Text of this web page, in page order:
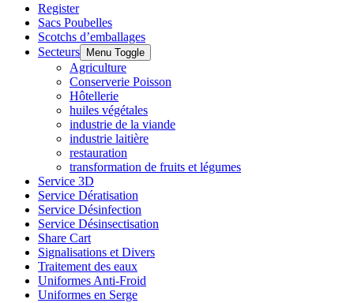
Register
Sacs Poubelles
Scotchs d’emballages
Secteurs
Menu Toggle
Agriculture
Conserverie Poisson
Hôtellerie
huiles végétales
industrie de la viande
industrie laitière
restauration
transformation de fruits et légumes
Service 3D
Service Dératisation
Service Désinfection
Service Désinsectisation
Share Cart
Signalisations et Divers
Traitement des eaux
Uniformes Anti-Froid
Uniformes en Serge